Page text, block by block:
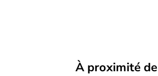
À proximité de